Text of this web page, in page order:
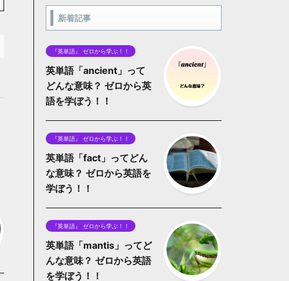
新着記事
『英単語』 ゼロから学ぶ！！
英単語「ancient」って
どんな意味？ ゼロから英
語を学ぼう！！
『英単語』 ゼロから学ぶ！！
英単語「fact」ってどん
な意味？ ゼロから英語を
学ぼう！！
『英単語』 ゼロから学ぶ！！
英単語「mantis」ってど
んな意味？ ゼロから英語
を学ぼう！！